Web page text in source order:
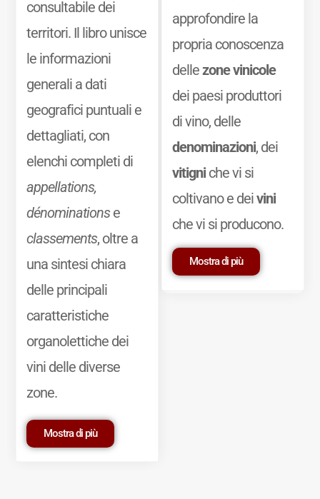
consultabile dei
territori. Il libro unisce
le informazioni
generali a dati
geografici puntuali e
dettagliati, con
elenchi completi di
appellations,
dénominationse
classements, oltre a
una sintesi chiara
delle principali
caratteristiche
organolettiche dei
vini delle diverse
zone.
Mostra di più
approfondire la
propria conoscenza
dellezone vinicole
dei paesi produttori
di vino, delle
denominazioni, dei
vitigniche vi si
coltivano e deivini
che vi si producono.
Mostra di più